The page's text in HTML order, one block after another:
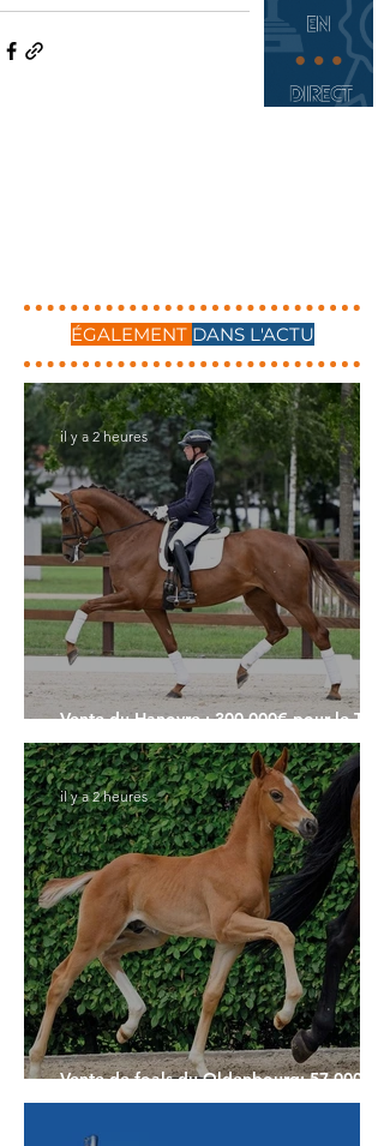
ÉGALEMENT DANS L'ACTU
Vente du Hanovre : 300.000€ pour le Top
Price
il y a 2 heures
Vente de foals du Oldenbourg: 57.000€
pour le Top Price
il y a 2 heures